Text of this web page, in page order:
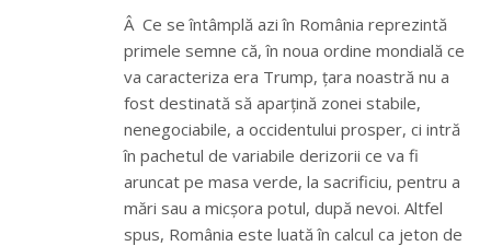
Â Ce se întâmplă azi în România reprezintă
primele semne că, în noua ordine mondială ce
va caracteriza era Trump, țara noastră nu a
fost destinată să aparțină zonei stabile,
nenegociabile, a occidentului prosper, ci intră
în pachetul de variabile derizorii ce va fi
aruncat pe masa verde, la sacrificiu, pentru a
mări sau a micșora potul, după nevoi. Altfel
spus, România este luată în calcul ca jeton de